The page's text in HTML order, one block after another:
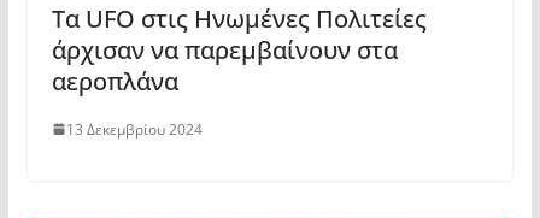
Τα UFO στις Ηνωμένες Πολιτείες
άρχισαν να παρεμβαίνουν στα
αεροπλάνα
13 Δεκεμβρίου 2024